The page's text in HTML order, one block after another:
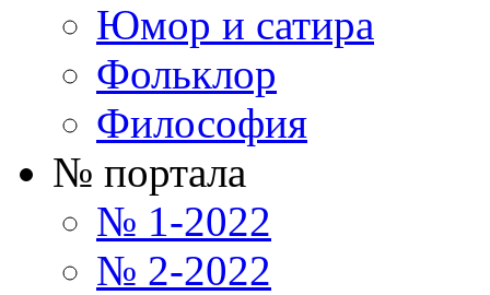
Юмор и сатира
Фольклор
Философия
№ портала
№ 1-2022
№ 2-2022